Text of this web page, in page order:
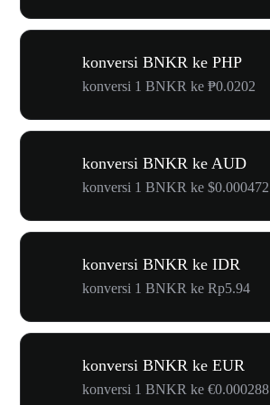
konversi BNKR ke PHP
konversi 1 BNKR ke ₱0.0202
konversi BNKR ke AUD
konversi 1 BNKR ke $0.000472
konversi BNKR ke IDR
konversi 1 BNKR ke Rp5.94
konversi BNKR ke EUR
konversi 1 BNKR ke €0.000288